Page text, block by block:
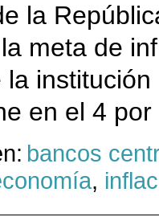
la
meta de
la
en el 4
bancos
,